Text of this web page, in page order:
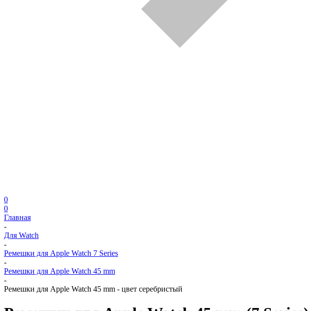
0
0
Главная
-
Для Watch
-
Ремешки для Apple Watch 7 Series
-
Ремешки для Apple Watch 45 mm
-
Ремешки для Apple Watch 45 mm - цвет серебристый